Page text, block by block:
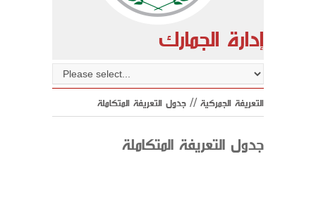
إدارة الجمارك
التعريفة الجمركية // جدول التعريفة المتكاملة
جدول التعريفة المتكاملة